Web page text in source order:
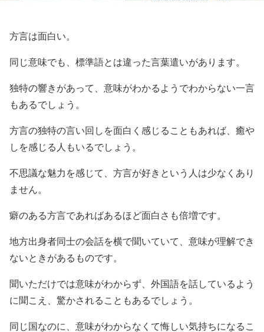
方言は面白い。
同じ意味でも、標準語とは違った言葉遣いがあります。
独特の響きがあって、意味がわかるようでわからない一言
もあるでしょう。
方言の独特の言い回しを面白く感じることもあれば、癒や
しを感じる人もいるでしょう。
不思議な魅力を感じて、方言が好きという人は少なくあり
ません。
癖のある方言であればあるほど面白さも倍増です。
地方出身者同士の会話を横で聞いていて、意味が理解でき
ないときがあるものです。
聞いただけでは意味がわからず、外国語を話しているよう
に聞こえ、驚かされることもあるでしょう。
同じ国なのに、意味がわからなくて悔しい気持ちになるこ